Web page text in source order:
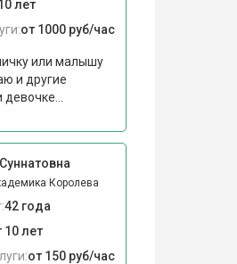
лет
от 1000 руб/час
или малышу
и другие
Королева
42 года
10 лет
от 150 руб/час